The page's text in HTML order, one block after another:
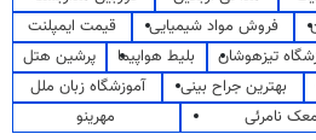
فروش مواد شیمیایی
قیمت ایمپلنت
تیزهوشان بلیط هواپیما
پرشین هتل
بهترین جراح بینی
آموزشگاه زبان ملل
نامرئی
مهرینو